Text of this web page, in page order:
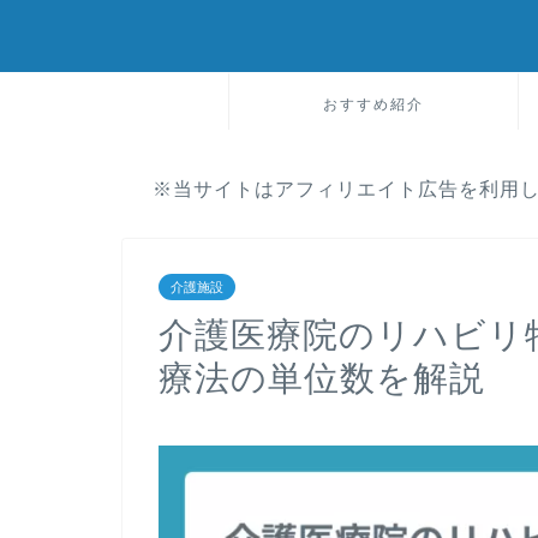
おすすめ紹介
※当サイトはアフィリエイト広告を利用
介護施設
介護医療院のリハビリ
療法の単位数を解説